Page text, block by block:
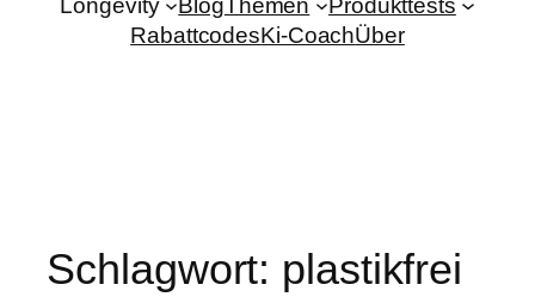
Longevity BlogThemen
Produkttests
RabattcodesKi-CoachÜber
Schlagwort: plastikfrei